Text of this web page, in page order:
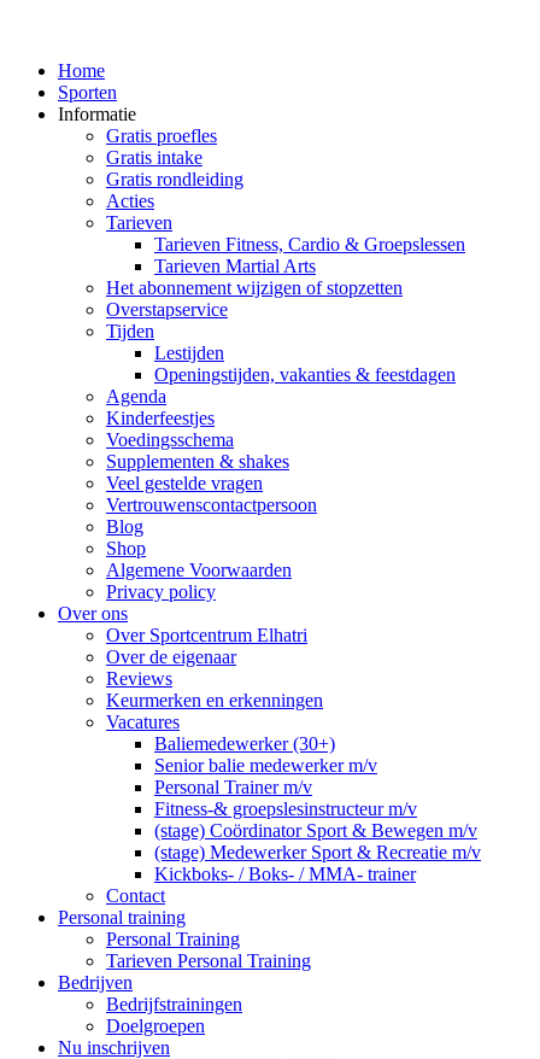
Home
Sporten
Informatie
Gratis proefles
Gratis intake
Gratis rondleiding
Acties
Tarieven
Tarieven Fitness, Cardio & Groepslessen
Tarieven Martial Arts
Het abonnement wijzigen of stopzetten
Overstapservice
Tijden
Lestijden
Openingstijden, vakanties & feestdagen
Agenda
Kinderfeestjes
Voedingsschema
Supplementen & shakes
Veel gestelde vragen
Vertrouwenscontactpersoon
Blog
Shop
Algemene Voorwaarden
Privacy policy
Over ons
Over Sportcentrum Elhatri
Over de eigenaar
Reviews
Keurmerken en erkenningen
Vacatures
Baliemedewerker (30+)
Senior balie medewerker m/v
Personal Trainer m/v
Fitness-& groepslesinstructeur m/v
(stage) Coördinator Sport & Bewegen m/v
(stage) Medewerker Sport & Recreatie m/v
Kickboks- / Boks- / MMA- trainer
Contact
Personal training
Personal Training
Tarieven Personal Training
Bedrijven
Bedrijfstrainingen
Doelgroepen
Nu inschrijven